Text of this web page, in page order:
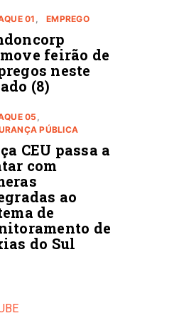
01 EMPREGO
feirão de
neste
(8)
05
PÚBLICA
CEU passa a
com
ao
de
de
do Sul